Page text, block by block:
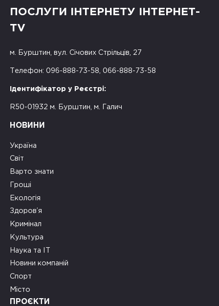
ПОСЛУГИ ІНТЕРНЕТУ ІНТЕРНЕТ-
TV
м. Бурштин, вул. Січових Стрільців, 27
Телефон: 096-888-73-58, 066-888-73-58
Ідентифікатор у Реєстрі:
R50-01932 м. Бурштин, м. Галич
НОВИНИ
Україна
Світ
Варто знати
Гроші
Екологія
Здоров’я
Кримінал
Культура
Наука та ІТ
Новини компаній
Спорт
Місто
ПРОЄКТИ